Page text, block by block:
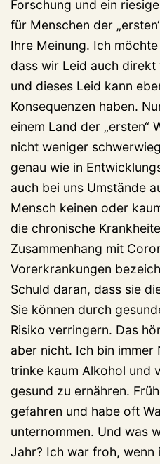
Forschung und ein
für Menschen der
Ihre Meinung. Ich
dass wir Leid auch
und dieses Leid kann
Konsequenzen haben.
einem Land der „ersten“
nicht weniger
genau wie in
auch bei uns Umstände
Mensch keinen oder
die chronische
Zusammenhang mit
Vorerkrankungen
Schuld daran, dass sie
Sie können durch
Risiko verringern. Das
aber nicht. Ich bin immer
trinke kaum Alkohol und
gesund zu ernähren.
gefahren und habe oft
unternommen. Und was
Jahr? Ich war froh, wenn